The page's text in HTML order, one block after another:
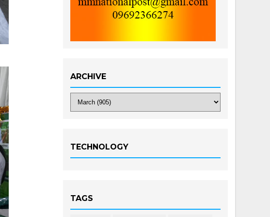
ARCHIVE
TECHNOLOGY
TAGS